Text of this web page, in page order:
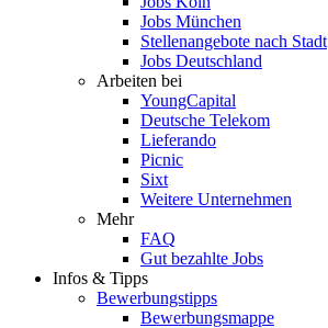
Jobs München
Stellenangebote nach Stadt
Jobs Deutschland
Arbeiten bei
YoungCapital
Deutsche Telekom
Lieferando
Picnic
Sixt
Weitere Unternehmen
Mehr
FAQ
Gut bezahlte Jobs
Infos & Tipps
Bewerbungstipps
Bewerbungsmappe